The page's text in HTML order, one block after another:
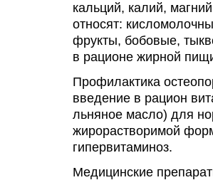
кальций, калий,
относят:
фрукты, бобовые,
в рационе жирной
Профилактика
введение в рацион
льняное масло) для
жирорастворимой
гипервитаминоз.
Медицинские